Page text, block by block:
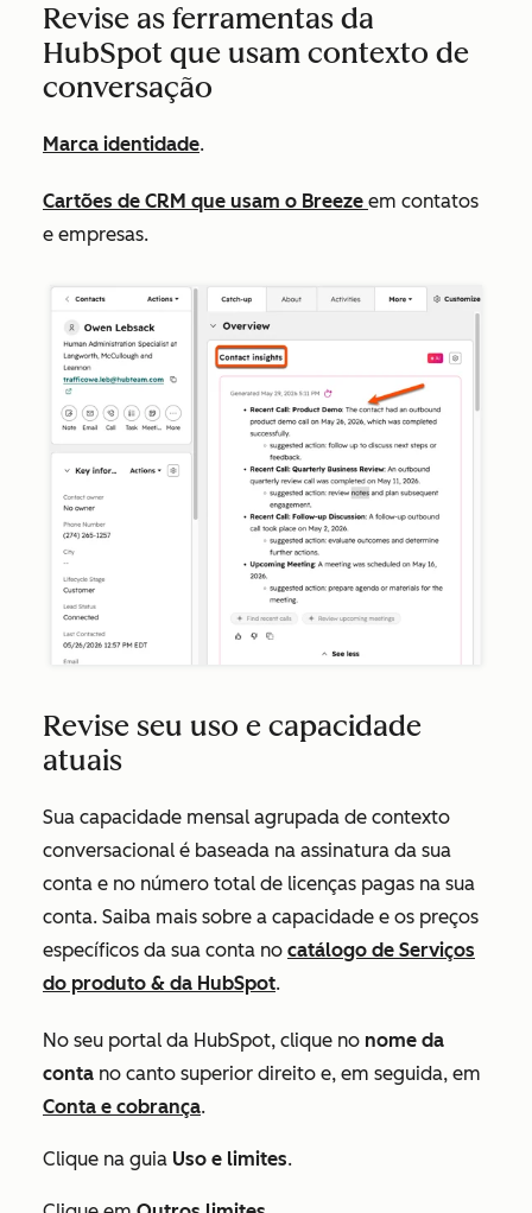
Revise as ferramentas da
HubSpot que usam contexto de
conversação
Marca identidade.
Cartões de CRM que usam o Breeze em contatos
e empresas.
Revise seu uso e capacidade
atuais
Sua capacidade mensal agrupada de contexto
conversacional é baseada na assinatura da sua
conta e no número total de licenças pagas na sua
conta. Saiba mais sobre a capacidade e os preços
específicos da sua conta no catálogo de Serviços
do produto & da HubSpot.
No seu portal da HubSpot, clique no nome da
conta no canto superior direito e, em seguida, em
Conta e cobrança.
Clique na guia Uso e limites.